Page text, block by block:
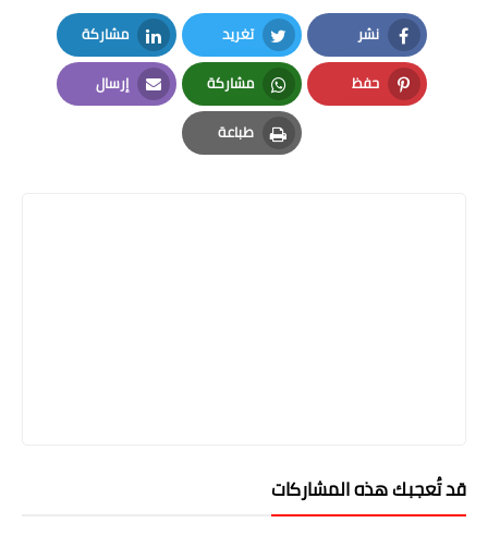
نشر
Facebook
تغريد
Twitter
مشاركة
LinkedIn
حفظ
Pinterest
مشاركة
Whatsapp
إرسال
Email
طباعة
Print
قد تُعجبك هذه المشاركات